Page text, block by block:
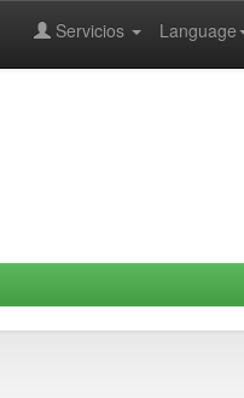
Language
Servicios